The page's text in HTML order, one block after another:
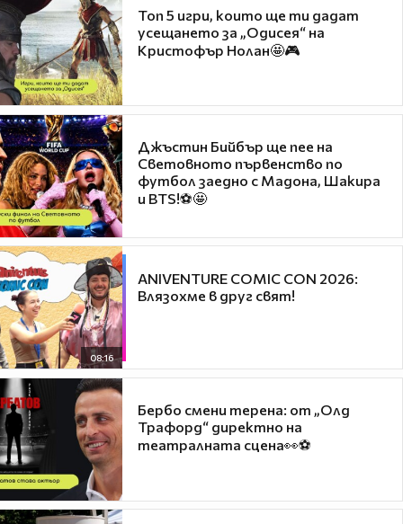
Топ 5 игри, които ще ти дадат
усещането за „Одисея“ на
Кристофър Нолан🤩🎮
Джъстин Бийбър ще пее на
Световното първенство по
футбол заедно с Мадона, Шакира
и BTS!⚽🤩
08:16
ANIVENTURE COMIC CON 2026:
Влязохме в друг свят!
Бербо смени терена: от „Олд
Трафорд“ директно на
театралната сцена👀⚽